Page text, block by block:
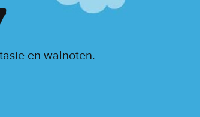
en walnoten.